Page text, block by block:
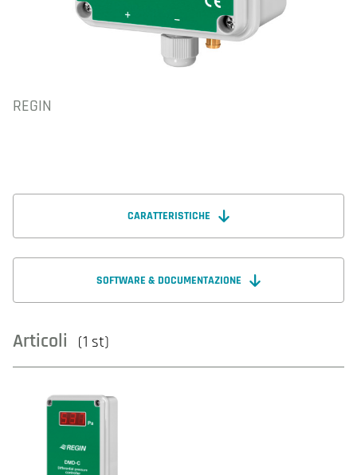
REGIN
CARATTERISTICHE
SOFTWARE & DOCUMENTAZIONE
Articoli (1 st)